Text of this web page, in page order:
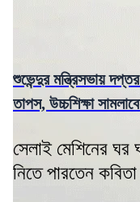
শুভেন্দুর মন্ত্রিসভায়
তাপস, উচ্চশিক্ষা
সেলাই মেশিনের ঘর
নিতে পারতেন